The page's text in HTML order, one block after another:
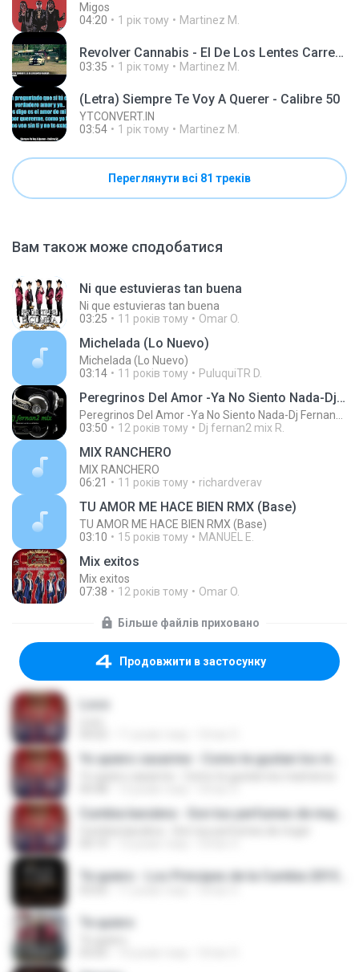
Migos
04:20
1 рік тому Martinez M.
Revolver Cannabis - El De Los Lentes Carrera [VIDEOUNDERGROUND].mp3
03:35 1 рік тому Martinez M.
(Letra) Siempre Te Voy A Querer - Calibre 50
YTCONVERT.IN
03:54
1 рік тому Martinez M.
Переглянути всі 81 треків
Вам також може сподобатися
Ni que estuvieras tan buena
Ni que estuvieras tan buena
03:25
11 років тому Omar O.
Michelada (Lo Nuevo)
Michelada (Lo Nuevo)
03:14
11 років тому PuluquiTR D.
Peregrinos Del Amor -Ya No Siento Nada-Dj Fernan2 Mix
03:50
12 років тому Dj fernan2 mix R.
MIX RANCHERO
MIX RANCHERO
06:21
11 років тому richardverav
TU AMOR ME HACE BIEN RMX (Base)
TU AMOR ME HACE BIEN RMX (Base)
03:10
15 років тому MANUEL E.
Mix exitos
Mix exitos
07:38
12 років тому Omar O.
Більше файлів приховано
Продовжити в застосунку
Loco
Te quiero